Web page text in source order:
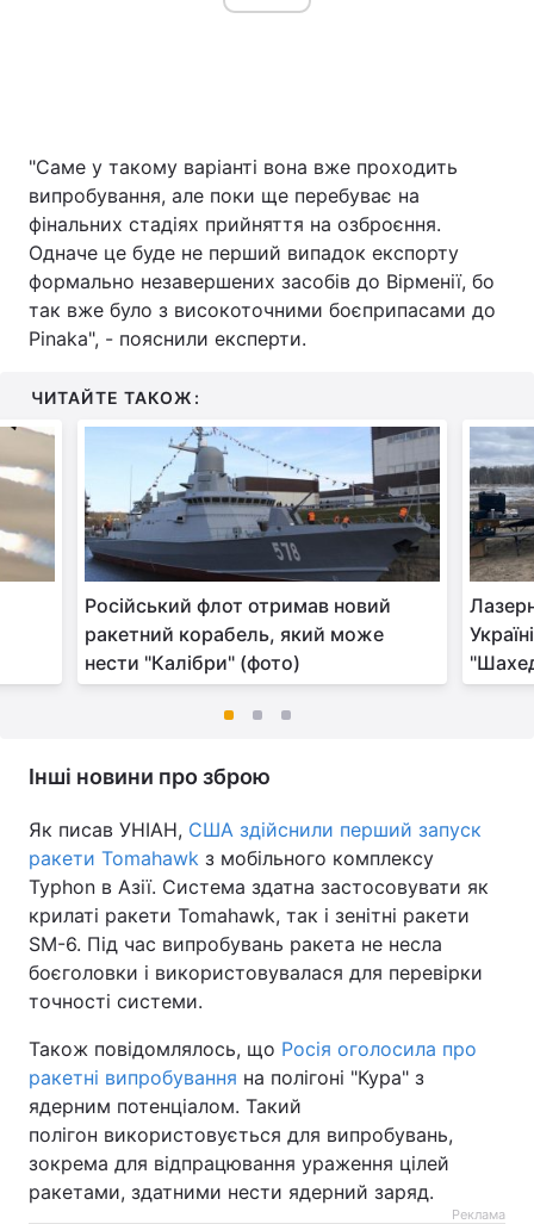
"Саме у такому варіанті вона вже проходить
випробування, але поки ще перебуває на
фінальних стадіях прийняття на озброєння.
Одначе це буде не перший випадок експорту
формально незавершених засобів до Вірменії, бо
так вже було з високоточними боєприпасами до
Pinaka", - пояснили експерти.
ЧИТАЙТЕ ТАКОЖ:
Російський флот отримав новий
ракетний корабель, який може
нести "Калібри" (фото)
Інші новини про зброю
Як писав УНІАН, США здійснили перший запуск
ракети Tomahawk з мобільного комплексу
Typhon в Азії. Система здатна застосовувати як
крилаті ракети Tomahawk, так і зенітні ракети
SM-6. Під час випробувань ракета не несла
боєголовки і використовувалася для перевірки
точності системи.
Також повідомлялось, що Росія оголосила про
ракетні випробування на полігоні "Кура" з
ядерним потенціалом. Такий
полігон використовується для випробувань,
зокрема для відпрацювання ураження цілей
ракетами, здатними нести ядерний заряд.
Реклама